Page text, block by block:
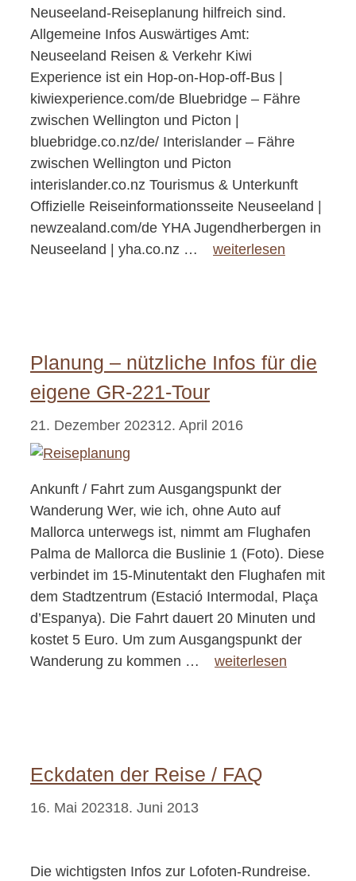
Neuseeland-Reiseplanung hilfreich sind.
Allgemeine Infos Auswärtiges Amt:
Neuseeland Reisen & Verkehr Kiwi
Experience ist ein Hop-on-Hop-off-Bus |
kiwiexperience.com/de Bluebridge – Fähre
zwischen Wellington und Picton |
bluebridge.co.nz/de/ Interislander – Fähre
zwischen Wellington und Picton
interislander.co.nz Tourismus & Unterkunft
Offizielle Reiseinformationsseite Neuseeland |
newzealand.com/de YHA Jugendherbergen in
Neuseeland | yha.co.nz …
weiterlesen
Planung – nützliche Infos für die
eigene GR-221-Tour
21. Dezember 202312. April 2016
Ankunft / Fahrt zum Ausgangspunkt der
Wanderung Wer, wie ich, ohne Auto auf
Mallorca unterwegs ist, nimmt am Flughafen
Palma de Mallorca die Buslinie 1 (Foto). Diese
verbindet im 15-Minutentakt den Flughafen mit
dem Stadtzentrum (Estació Intermodal, Plaça
d’Espanya). Die Fahrt dauert 20 Minuten und
kostet 5 Euro. Um zum Ausgangspunkt der
Wanderung zu kommen …
weiterlesen
Eckdaten der Reise / FAQ
16. Mai 202318. Juni 2013
Die wichtigsten Infos zur Lofoten-Rundreise.